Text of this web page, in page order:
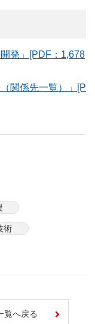
発」[PDF：1,678
関係先一覧）」[P
術
覧へ戻る